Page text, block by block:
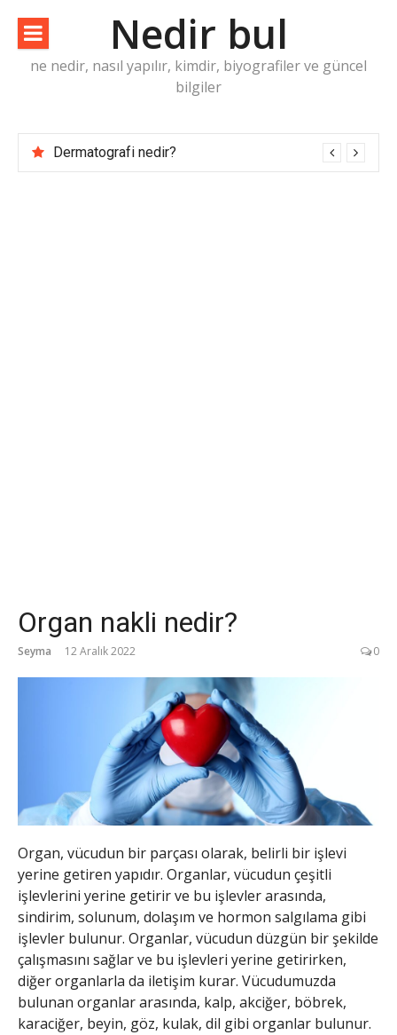
Nedir bul
ne nedir, nasıl yapılır, kimdir, biyografiler ve güncel
bilgiler
Dermatografi nedir?
Organ nakli nedir?
Seyma 12 Aralık 2022 0
Organ, vücudun bir parçası olarak, belirli bir işlevi
yerine getiren yapıdır. Organlar, vücudun çeşitli
işlevlerini yerine getirir ve bu işlevler arasında,
sindirim, solunum, dolaşım ve hormon salgılama gibi
işlevler bulunur. Organlar, vücudun düzgün bir şekilde
çalışmasını sağlar ve bu işlevleri yerine getirirken,
diğer organlarla da iletişim kurar. Vücudumuzda
bulunan organlar arasında, kalp, akciğer, böbrek,
karaciğer, beyin, göz, kulak, dil gibi organlar bulunur.